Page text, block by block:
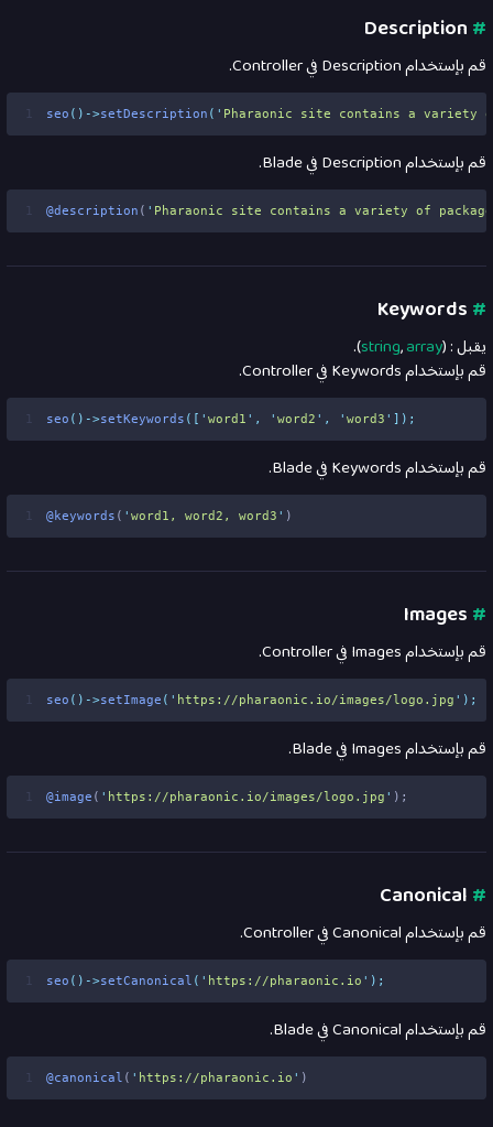
#
قم بإستخدام Description في Controller.
1 seo ()->setDescription ( ' Pharaonic site contains a variety
قم بإستخدام Description في Blade.
1 @description ( ' Pharaonic site contains a variety of
#
يقبل : ( string,array
).
قم بإستخدام Keywords في Controller.
1 seo ()->setKeywords ([ ' word1 ' , ' word2 ' , ' word3 ' ]);
قم بإستخدام Keywords في Blade.
1 @keywords ( ' word1, word2, word3 ' )
#
قم بإستخدام Images في Controller.
1 seo ()->setImage ( ' https://pharaonic.io/images/logo.jpg ' );
قم بإستخدام Images في Blade.
1 @image ( ' https://pharaonic.io/images/logo.jpg ' );
#
قم بإستخدام Canonical في Controller.
1 seo ()->setCanonical ( ' https://pharaonic.io ' );
قم بإستخدام Canonical في Blade.
1 @canonical ( ' https://pharaonic.io ' )